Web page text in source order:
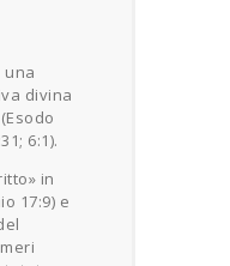
una
divina
6:1).
in
17:9) e